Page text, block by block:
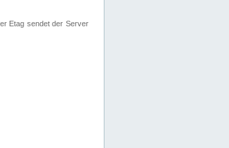
Etag sendet der Server